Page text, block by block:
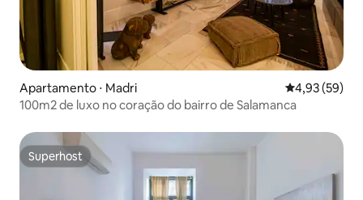
Apartamento ⋅ Madri 4,93 de uma
4,93 (59)
100m2 de luxo no coração do bairro de Salamanca
Superhost
Superhost